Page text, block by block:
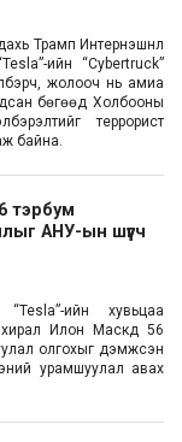
Трамп Интернэшнл
ийн “Cybertruck”
жолооч нь амиа
бөгөөд Холбооны
террорист
байна.
тэрбум
АНУ-ын шүүгч
ийн хувьцаа
Илон Маскд 56
олгохыг дэмжсэн
урамшуулал авах